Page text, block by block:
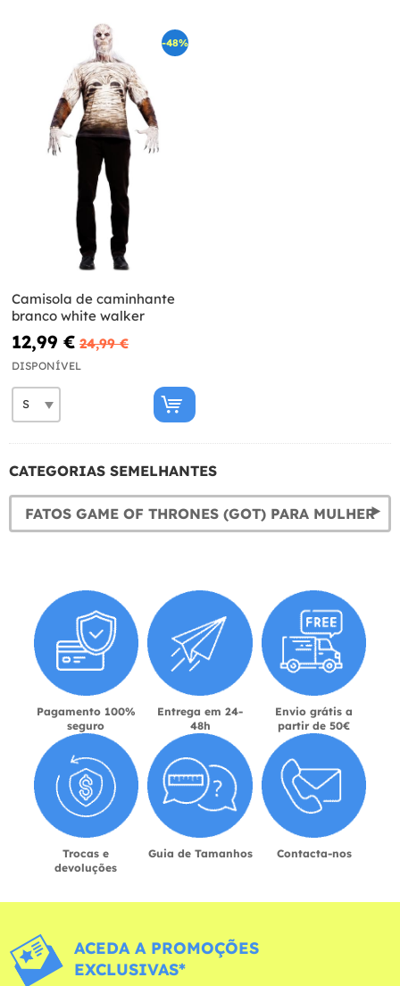
-48%
Camisola de caminhante
branco white walker
12,99 € 24,99 €
DISPONÍVEL
CATEGORIAS SEMELHANTES
FATOS GAME OF THRONES (GOT) PARA MULHER
Pagamento 100%
seguro
Entrega em 24-
48h
Envio grátis a
partir de 50€
Trocas e
devoluções
Guia de Tamanhos Contacta-nos
ACEDA A PROMOÇÕES
EXCLUSIVAS*